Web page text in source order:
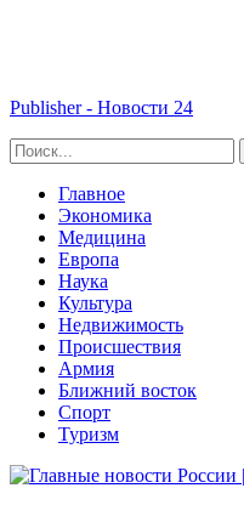
Publisher - Новости 24
Главное
Экономика
Медицина
Европа
Наука
Культура
Недвижимость
Происшествия
Армия
Ближний восток
Спорт
Туризм